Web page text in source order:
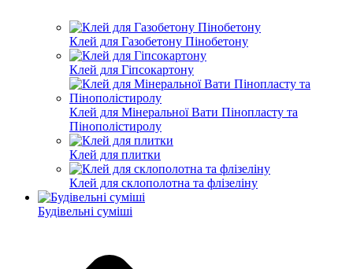
Клей для Газобетону Пінобетону
Клей для Гіпсокартону
Клей для Мінеральної Вати Пінопласту та
Пінополістиролу
Клей для плитки
Клей для склополотна та флізеліну
Будівельні суміші